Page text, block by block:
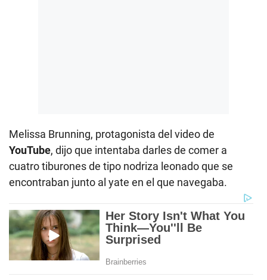
Melissa Brunning, protagonista del video de
YouTube, dijo que intentaba darles de comer a
cuatro tiburones de tipo nodriza leonado que se
encontraban junto al yate en el que navegaba.